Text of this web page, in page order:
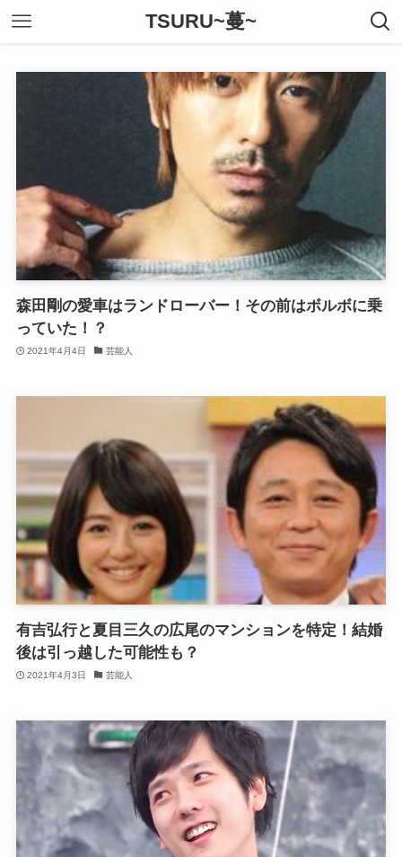
TSURU~蔓~
森田剛の愛車はランドローバー！その前はボルボに乗
っていた！？
2021年4月4日 芸能人
有吉弘行と夏目三久の広尾のマンションを特定！結婚
後は引っ越した可能性も？
2021年4月3日 芸能人